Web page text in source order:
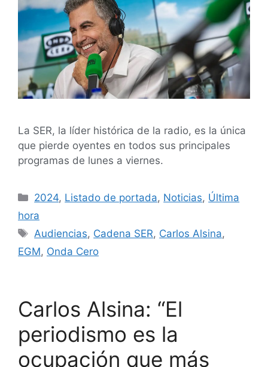
La SER, la líder histórica de la radio, es la única
que pierde oyentes en todos sus principales
programas de lunes a viernes.
2024, Listado de portada, Noticias, Última
hora
Audiencias, Cadena SER, Carlos Alsina,
EGM, Onda Cero
Carlos Alsina: “El
periodismo es la
ocupación que más